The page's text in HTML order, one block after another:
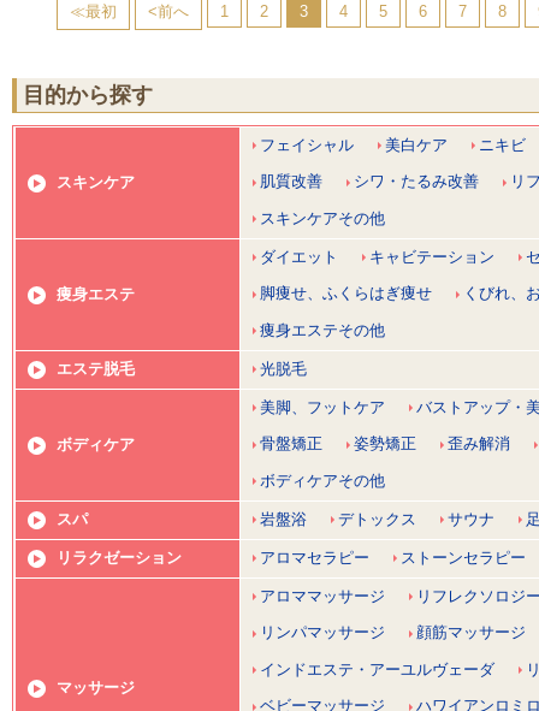
≪最初 <前へ 1 2 3 4 5 6 7 8
目的から探す
スキンケア
フェイシャル 美白ケア ニキビ
肌質改善 シワ・たるみ改善 リ
スキンケアその他
痩身エステ
ダイエット キャビテーション
脚痩せ、ふくらはぎ痩せ くびれ、
痩身エステその他
エステ脱毛 光脱毛
ボディケア
美脚、フットケア バストアップ・
骨盤矯正 姿勢矯正 歪み解消
ボディケアその他
スパ 岩盤浴 デトックス サウナ
リラクゼーション アロマセラピー ストーンセラピー
マッサージ
アロママッサージ リフレクソロジ
リンパマッサージ 顔筋マッサージ
インドエステ・アーユルヴェーダ
ベビーマッサージ ハワイアンロミ